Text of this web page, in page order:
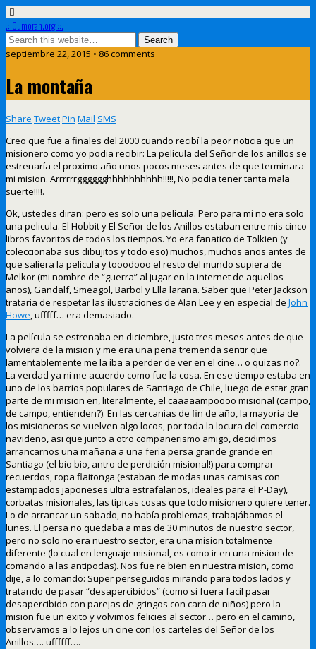
.::Cumorah.org ::.
septiembre 22, 2015 • 86 comments
La montaña
Share TweetPin Mail SMS
Creo que fue a finales del 2000 cuando recibí la peor noticia que un
misionero como yo podia recibir: La película del Señor de los anillos se
estrenaría el proximo año unos pocos meses antes de que terminara
mi mision. Arrrrrrgggggghhhhhhhhhh!!!!!, No podia tener tanta mala
suerte!!!!.
Ok, ustedes diran: pero es solo una pelicula. Pero para mi no era solo
una pelicula. El Hobbit y El Señor de los Anillos estaban entre mis cinco
libros favoritos de todos los tiempos. Yo era fanatico de Tolkien (y
coleccionaba sus dibujitos y todo eso) muchos, muchos años antes de
que saliera la pelicula y tooodooo el resto del mundo supiera de
Melkor (mi nombre de “guerra” al jugar en la internet de aquellos
años), Gandalf, Smeagol, Barbol y Ella laraña. Saber que Peter Jackson
trataria de respetar las ilustraciones de Alan Lee y en especial de John
Howe, ufffff… era demasiado.
La película se estrenaba en diciembre, justo tres meses antes de que
volviera de la mision y me era una pena tremenda sentir que
lamentablemente me la iba a perder de ver en el cine… o quizas no?.
La verdad ya ni me acuerdo como fue la cosa. En ese tiempo estaba en
uno de los barrios populares de Santiago de Chile, luego de estar gran
parte de mi mision en, literalmente, el caaaaampoooo misional (campo,
de campo, entienden?). En las cercanias de fin de año, la mayoría de
los misioneros se vuelven algo locos, por toda la locura del comercio
navideño, asi que junto a otro compañerismo amigo, decidimos
arrancarnos una mañana a una feria persa grande grande en
Santiago (el bio bio, antro de perdición misional!) para comprar
recuerdos, ropa flaitonga (estaban de modas unas camisas con
estampados japoneses ultra estrafalarios, ideales para el P-Day),
corbatas misionales, las típicas cosas que todo misionero quiere tener.
Lo de arrancar un sabado, no había problemas, trabajábamos el
lunes. El persa no quedaba a mas de 30 minutos de nuestro sector,
pero no solo no era nuestro sector, era una mision totalmente
diferente (lo cual en lenguaje misional, es como ir en una mision de
comando a las antipodas). Nos fue re bien en nuestra mision, como
dije, a lo comando: Super perseguidos mirando para todos lados y
tratando de pasar “desapercibidos” (como si fuera facil pasar
desapercibido con parejas de gringos con cara de niños) pero la
mision fue un exito y volvimos felicies al sector… pero en el camino,
observamos a lo lejos un cine con los carteles del Señor de los
Anillos…. uffffff….